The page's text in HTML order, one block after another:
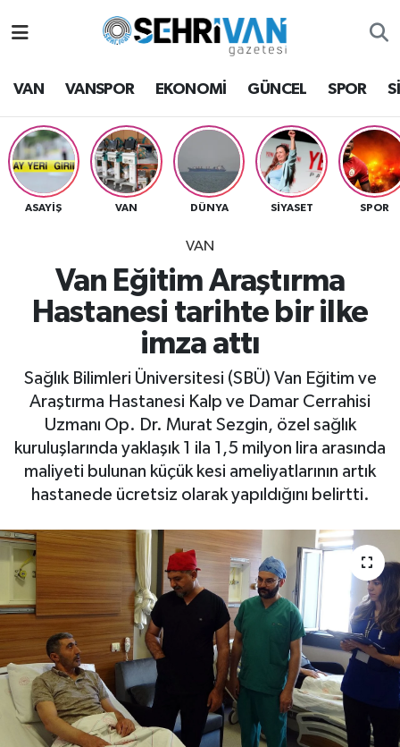
VAN VANSPOR EKONOMİ GÜNCEL SPOR
ASAYİŞ VAN DÜNYA SİYASET SPOR
VAN
Van Eğitim Araştırma
Hastanesi tarihte bir ilke
imza attı
Sağlık Bilimleri Üniversitesi (SBÜ) Van Eğitim ve
Araştırma Hastanesi Kalp ve Damar Cerrahisi
Uzmanı Op. Dr. Murat Sezgin, özel sağlık
kuruluşlarında yaklaşık 1 ila 1,5 milyon lira arasında
maliyeti bulunan küçük kesi ameliyatlarının artık
hastanede ücretsiz olarak yapıldığını belirtti.
Van Hava Durumu
VAN Namaz Vakitleri
Van Trafik Yoğunluk Haritası
Süper Lig Puan Durumu ve Fikstür
Tüm Manşetler
Son Dakika Haberleri
Haber Arşivi